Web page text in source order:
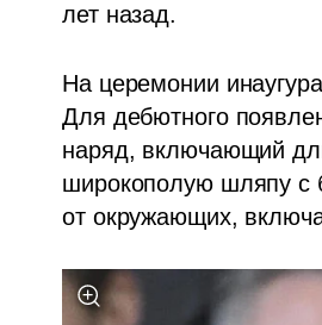
лет назад.
На церемонии
Для дебютного
наряд, включающий
широкополую шляпу с
от окружающих,